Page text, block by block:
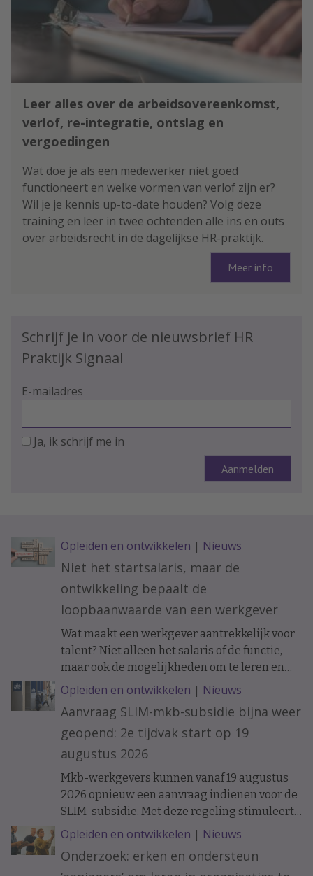
Leer alles over de arbeidsovereenkomst,
verlof, re-integratie, ontslag en
vergoedingen
Wat doe je als een medewerker niet goed
functioneert en welke vormen van verlof zijn er?
Wil je je kennis up-to-date houden? Volg deze
training en leer in twee ochtenden alle ins en outs
over arbeidsrecht in de dagelijkse HR-praktijk.
Meer info
Schrijf je in voor de nieuwsbrief HR
Praktijk Signaal
E-mailadres
Ja, ik schrijf me in
Opleiden en ontwikkelen | Nieuws
Niet het startsalaris, maar de
ontwikkeling bepaalt de
loopbaanwaarde van een werkgever
Wat maakt een werkgever aantrekkelijk voor
talent? Niet alleen het salaris of de functie,
maar ook de mogelijkheden om te leren en
ervaring op te doen. Onderzoek naar de
loopbanen van werknemers laat zien dat de
ontwikkelkansen binnen een organisatie op
langere termijn verschil kunnen maken.
Opleiden en ontwikkelen | Nieuws
Aanvraag SLIM-mkb-subsidie bijna weer
geopend: 2e tijdvak start op 19
augustus 2026
Mkb-werkgevers kunnen vanaf 19 augustus
2026 opnieuw een aanvraag indienen voor de
SLIM-subsidie. Met deze regeling stimuleert
het ministerie van Sociale Zaken en
Werkgelegenheid leren en ontwikkelen
binnen organisaties.
Opleiden en ontwikkelen | Nieuws
Onderzoek: erken en ondersteun